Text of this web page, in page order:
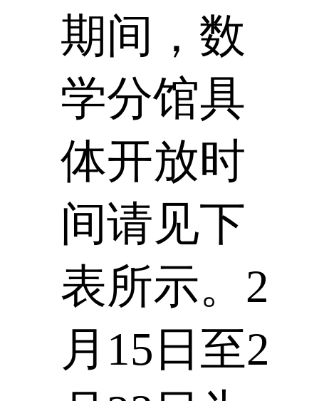
期间，数
学分馆具
体开放时
间请见下
表所示。2
月15日至2